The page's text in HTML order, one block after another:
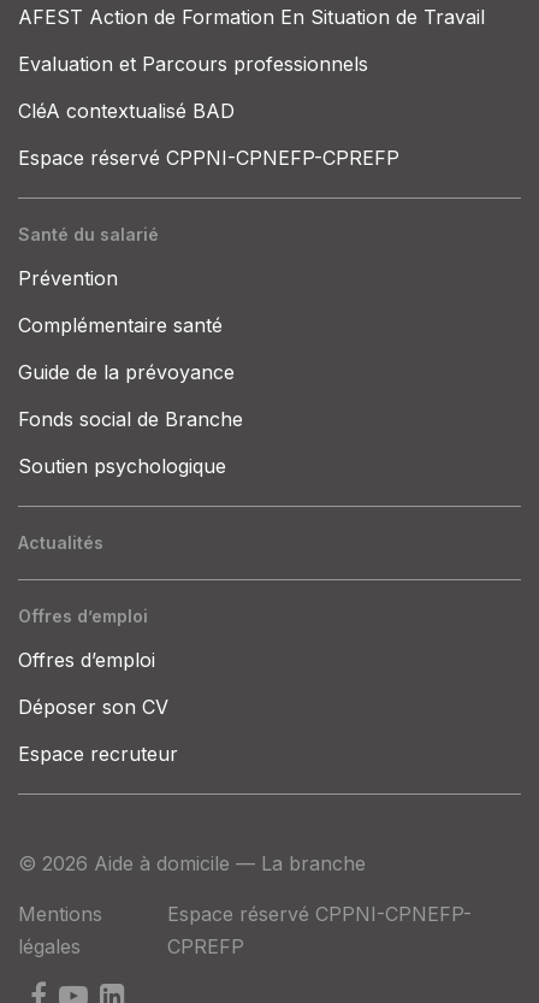
AFEST Action de Formation En Situation de Travail
Evaluation et Parcours professionnels
CléA contextualisé BAD
Espace réservé CPPNI-CPNEFP-CPREFP
Santé du salarié
Prévention
Complémentaire santé
Guide de la prévoyance
Fonds social de Branche
Soutien psychologique
Actualités
Offres d’emploi
Offres d’emploi
Déposer son CV
Espace recruteur
© 2026 Aide à domicile — La branche
Mentions
légales
Espace réservé CPPNI-CPNEFP-
CPREFP